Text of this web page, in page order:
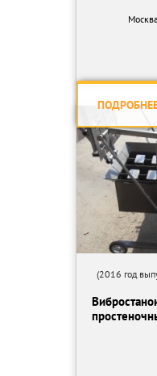
Москва
(2016 год